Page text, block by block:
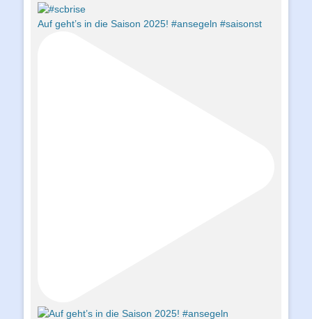
Auf geht’s in die Saison 2025! #ansegeln #saisonst